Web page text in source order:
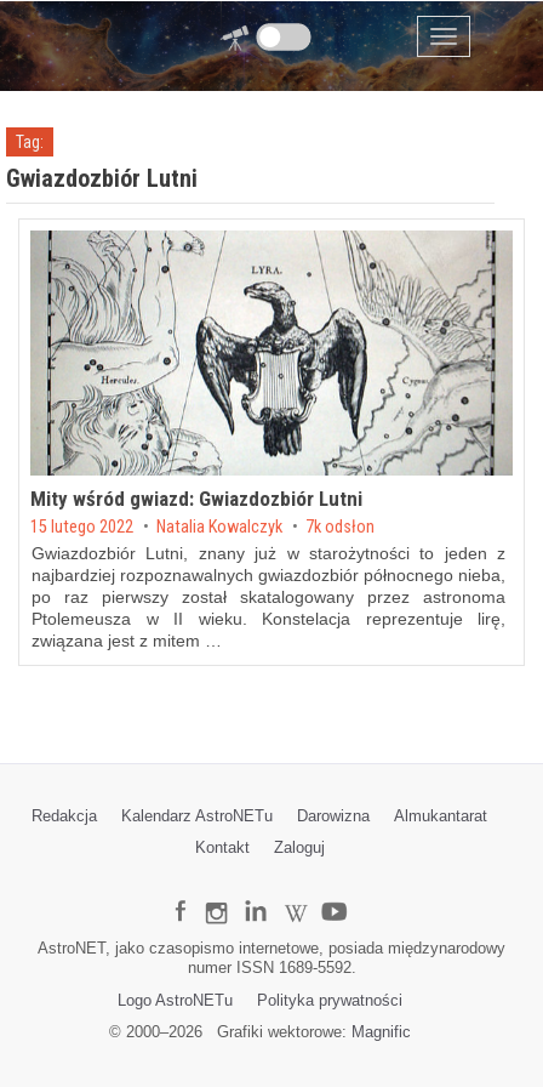
Przejdź do zawartości
Menu
Tag:
Gwiazdozbiór Lutni
Mity wśród gwiazd: Gwiazdozbiór Lutni
Posted on
15 lutego 2022 byNatalia Kowalczyk 7k odsłon
Gwiazdozbiór Lutni, znany już w starożytności to jeden z
najbardziej rozpoznawalnych gwiazdozbiór północnego nieba,
po raz pierwszy został skatalogowany przez astronoma
Ptolemeusza w II wieku. Konstelacja reprezentuje lirę,
związana jest z mitem …
Redakcja Kalendarz AstroNETu Darowizna
Almukantarat
Kontakt
Zaloguj
AstroNET, jako czasopismo internetowe, posiada międzynarodowy
numer ISSN 1689-5592.
Logo AstroNETu
Polityka prywatności
© 2000–2026Grafiki wektorowe: Magnific